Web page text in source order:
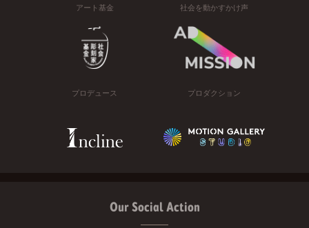
アート基金 社会を動かすかけ声
プロデュース プロダクション
Our Social Action